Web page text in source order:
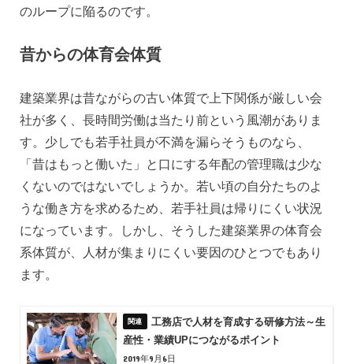
のループに陥るのです。
昔からの体育会体質
建築業界は昔ながらの古い体質で上下関係が厳しい会
社が多く、長時間労働は当たり前という風潮がありま
す。少しでも若手社員が不満を漏らそうものなら、
「昔はもっと働いた」と口にする年配の管理職は少な
くないのではないでしょうか。若い頃の自分たちのよ
うな働き方を求めるため、若手社員は帰りにくい状況
になっています。しかし、そうした建築業界の体育会
系体質が、人材が集まりにくい要因のひとつでもあり
ます。
工務店で人材を育成する研修方法～生
産性・業績UPにつながるポイント
2019年9月6日